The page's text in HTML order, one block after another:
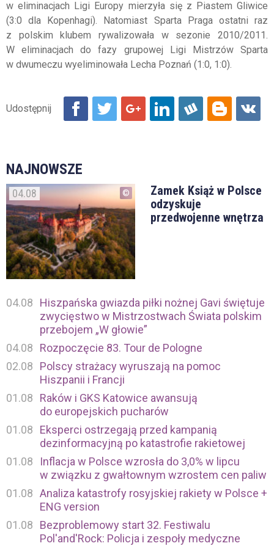
w eliminacjach Ligi Europy mierzyła się z Piastem Gliwice
(3:0 dla Kopenhagi). Natomiast Sparta Praga ostatni raz
z polskim klubem rywalizowała w sezonie 2010/2011.
W eliminacjach do fazy grupowej Ligi Mistrzów Sparta
w dwumeczu wyeliminowała Lecha Poznań (1:0, 1:0).
NAJNOWSZE
04.08
Zamek Książ w Polsce
odzyskuje
przedwojenne wnętrza
04.08
Hiszpańska gwiazda piłki nożnej Gavi świętuje
zwycięstwo w Mistrzostwach Świata polskim
przebojem „W głowie”
04.08
Rozpoczęcie 83. Tour de Pologne
02.08
Polscy strażacy wyruszają na pomoc
Hiszpanii i Francji
01.08
Raków i GKS Katowice awansują
do europejskich pucharów
01.08
Eksperci ostrzegają przed kampanią
dezinformacyjną po katastrofie rakietowej
01.08
Inflacja w Polsce wzrosła do 3,0% w lipcu
w związku z gwałtownym wzrostem cen paliw
01.08 Analiza katastrofy rosyjskiej rakiety w Polsce +
ENG version
01.08
Bezproblemowy start 32. Festiwalu
Pol'and'Rock: Policja i zespoły medyczne